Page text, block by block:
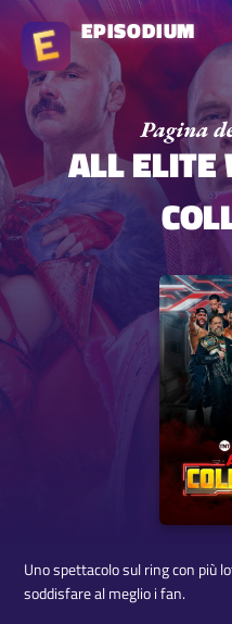
EPISODIUM
ALL ELITE
Uno spettacolo sul ring con più
soddisfare al meglio i fan.